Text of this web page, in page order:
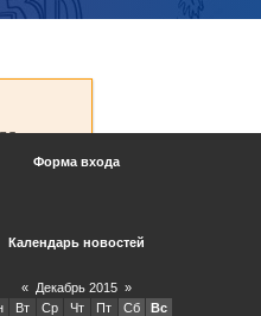
Форма входа
Календарь новостей
« Декабрь 2015 »
Вт Ср Чт Пт Сб
Вс